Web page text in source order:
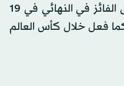
يسلّم ترمب الكأس إلى الفريق الفائز في النهائي في 19
فعل خلال كأس العالم